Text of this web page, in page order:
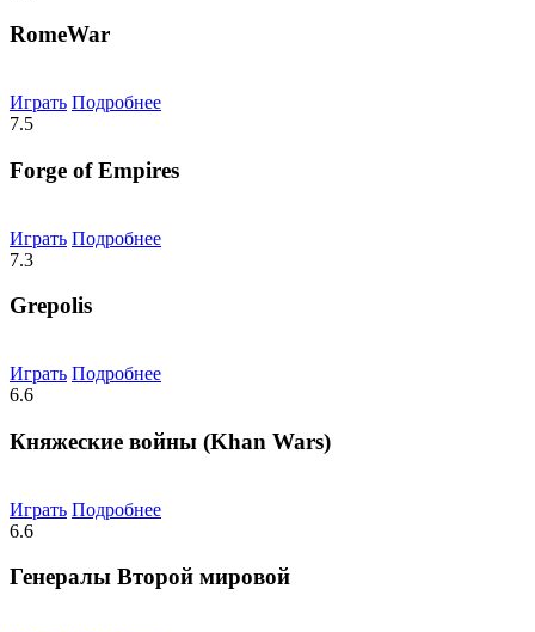
RomeWar
Играть Подробнее
7.5
Forge of Empires
Играть Подробнее
7.3
Grepolis
Играть Подробнее
6.6
Княжеские войны (Khan Wars)
Играть Подробнее
6.6
Генералы Второй мировой